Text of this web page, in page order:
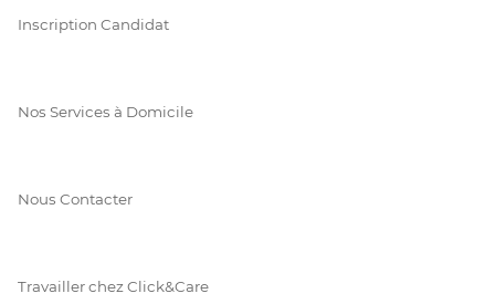
Inscription Candidat
Nos Services à Domicile
Nous Contacter
Travailler chez Click&Care